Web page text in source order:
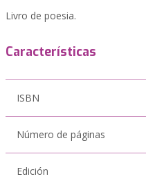
Livro de poesia.
Características
ISBN
Número de páginas
Edición